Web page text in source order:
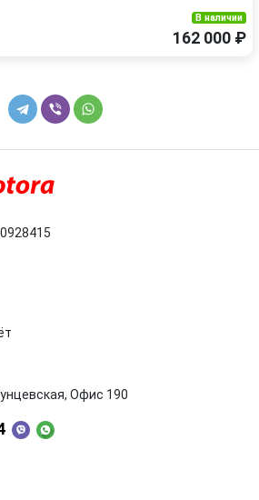
В наличии
162 000 ₽
Офис 190